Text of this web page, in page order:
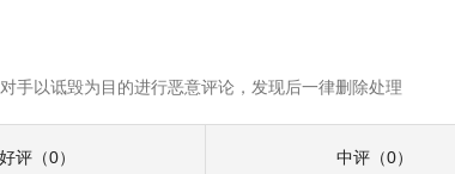
手以诋毁为目的进行恶意评论，发现后一律删除处理
好评（0） 中评（0）